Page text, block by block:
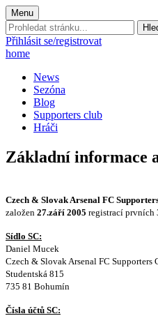
Menu
Prohledat
stránku:
Přihlásit se/registrovat
home
News
Sezóna
Blog
Supporters club
Hráči
Základní informace
Czech & Slovak Arsenal FC
založen 27.září 2005 registrací prvních
Sídlo SC:
Daniel Mucek
Czech & Slovak Arsenal FC Supporters
Studentská 815
735 81 Bohumín
Čísla účtů SC: